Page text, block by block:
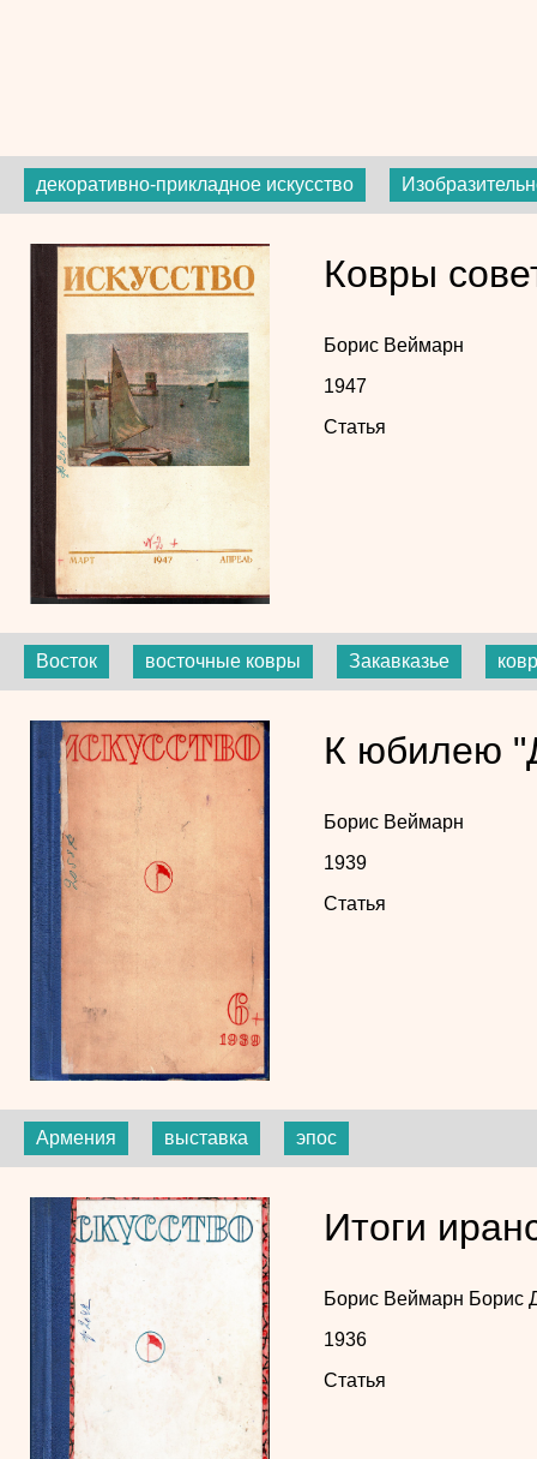
декоративно-прикладное искусство
Ковры
Борис Веймарн
1947
Статья
Восток восточные ковры Закавказье
К юбилею
Борис Веймарн
1939
Статья
Армения выставка эпос
Итоги
Борис Веймарн Борис
1936
Статья